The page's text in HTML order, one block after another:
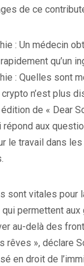
de ce
: Un médecin
qu’un
: Quelles sont
n’est plus
de « Dear
aux
le travail dans
sont vitales pour
permettent aux
au-delà des
rêves », déclare
en droit de